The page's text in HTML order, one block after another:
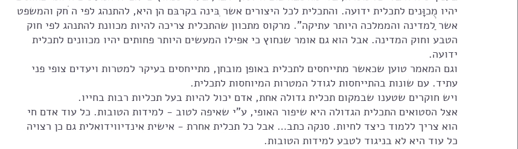
יהיו מֻכוָּנים לתכלית ידועה. והתכלית לכל היצורים אשר ִבּינה בקרבּם הן היא, להתנהג לפי ה ֹחק והמשפט
אשר ַלמדינה והממלכה היותר עתיקה". מרקוס מתכוון שהתכלית צריכה להיות מכוונת להתנהג לפי חוק
הטבע וחוק המדינה. אבל הוא גם אומר שנחוץ כי אפילו המעשים היותר פחותים יהיו מכוונים לתכלית
ידועה.
וגם המאמר טוען שכאשר מתייחסים לתכלית באופן מובחן, מתייחסים בעיקר למטרות ויעדים צופי פני
עתיד. עם שונות בהתייחסות לגודל המטרות המיוחסות לתכלית.
ויש חוקרים שטענו שבמקום תכלית גדולה אחת, אדם יכול להיות בעל תכליות רבות בחייו.
אצל הסטואים התכלית הגדולה היא שיפור האופי, ע"י שאיפה לטוב - למידות הטובות. כל עוד אדם חי
הוא צריך ללמוד כיצד לחיות. סנקה כתב… אבל כל תכלית אחרת - אישית אינדיווידואלית גם כן רצויה
כל עוד היא לא בניגוד לטבע למידות הטובות.